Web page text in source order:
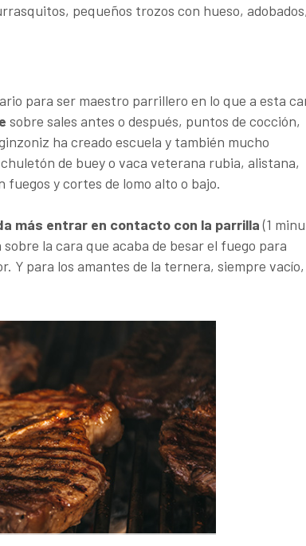
pequeños trozos con hueso,
para ser maestro parrillero en lo que a esta
sobre sales antes o después, puntos de cocción,
ha creado escuela y también mucho
de buey o vaca veterana rubia, alistana,
fuegos y cortes de lomo alto o bajo.
más entrar en contacto con la parrilla(1
la cara que acaba de besar el fuego para
Y para los amantes de la ternera, siempre vacío,